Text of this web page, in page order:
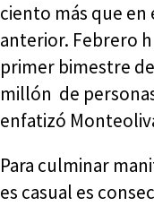
ciento más que en
anterior. Febrero
primer bimestre
millón de
enfatizó
Para culminar
es casual es